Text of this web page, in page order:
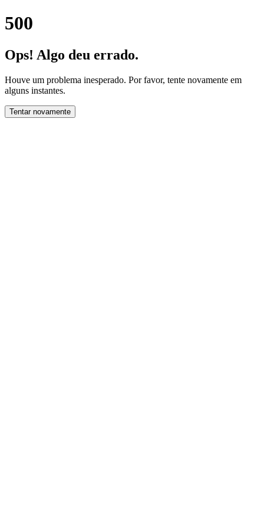
500
Ops! Algo deu errado.
Houve um problema inesperado. Por favor, tente novamente em
alguns instantes.
Tentar novamente